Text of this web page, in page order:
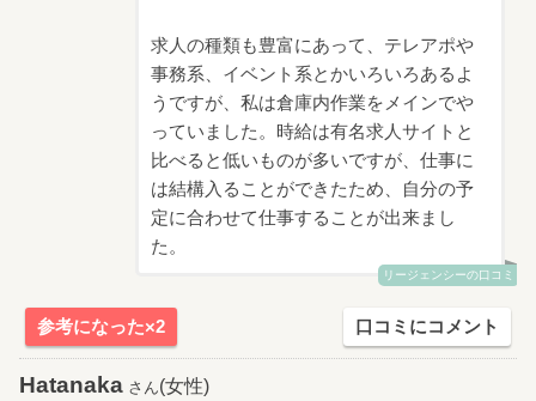
求人の種類も豊富にあって、テレアポや
事務系、イベント系とかいろいろあるよ
うですが、私は倉庫内作業をメインでや
っていました。時給は有名求人サイトと
比べると低いものが多いですが、仕事に
は結構入ることができたため、自分の予
定に合わせて仕事することが出来まし
た。
リージェンシーの口コミ
参考になった×2 口コミにコメント
Hatanaka さん(女性)